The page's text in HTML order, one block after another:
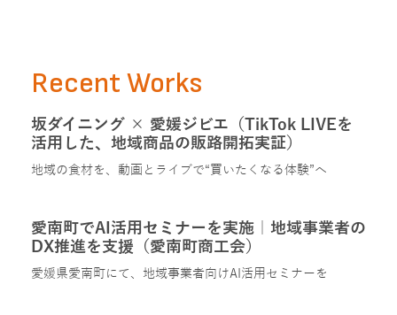
Recent Works
坂ダイニング × 愛媛ジビエ（TikTok LIVEを
活用した、地域商品の販路開拓実証）
地域の食材を、動画とライブで“買いたくなる体験”へ
愛南町でAI活用セミナーを実施｜地域事業者の
DX推進を支援（愛南町商工会）
愛媛県愛南町にて、地域事業者向けAI活用セミナーを